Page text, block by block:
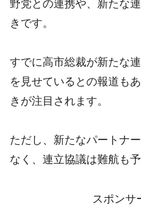
野党との連携や、新たな
きです。
すでに高市総裁が新たな
を見せているとの報道も
きが注目されます。
ただし、新たなパートナ
なく、連立協議は難航も予
スポンサ